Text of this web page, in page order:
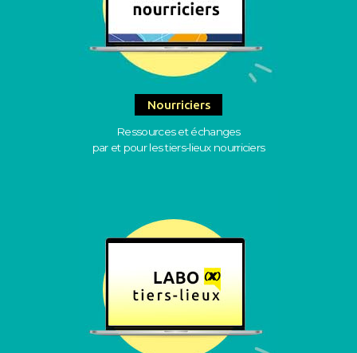
Nourriciers
Ressources et échanges
par et pour les tiers-lieux nourriciers